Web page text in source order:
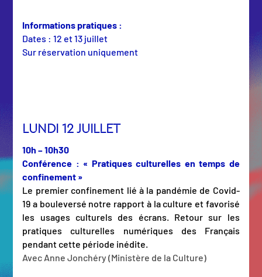
Informations pratiques :
Dates : 12 et 13 juillet
Sur réservation uniquement
LUNDI 12 JUILLET
10h – 10h30
Conférence : « Pratiques culturelles en temps de
confinement »
Le premier confinement lié à la pandémie de Covid-
19 a bouleversé notre rapport à la culture et favorisé
les usages culturels des écrans. Retour sur les
pratiques culturelles numériques des Français
pendant cette période inédite.
Avec Anne Jonchéry (Ministère de la Culture)